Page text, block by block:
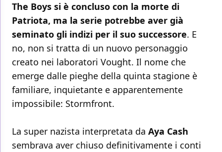
The Boys si è concluso con la morte di
Patriota, ma la serie potrebbe aver già
seminato gli indizi per il suo successore. E
no, non si tratta di un nuovo personaggio
creato nei laboratori Vought. Il nome che
emerge dalle pieghe della quinta stagione è
familiare, inquietante e apparentemente
impossibile: Stormfront.
La super nazista interpretata da Aya Cash
sembrava aver chiuso definitivamente i conti